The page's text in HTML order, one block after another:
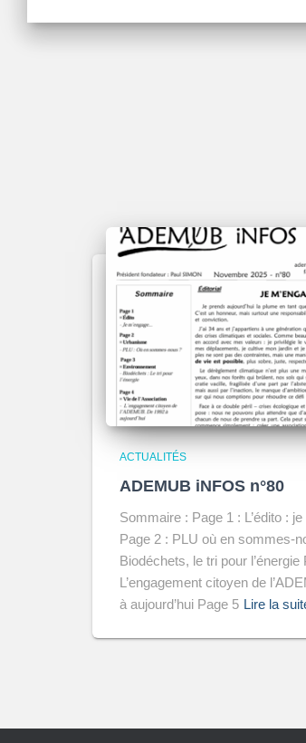
ACTUALITÉS
ADEMUB iNFOS n°80
Sommaire : Page 1 : L’édito : je
Page 2 : PLU où en sommes-
Biodéchets, le tri pour l’énergie
L’engagement citoyen de
à aujourd’hui Page 5 Lire la